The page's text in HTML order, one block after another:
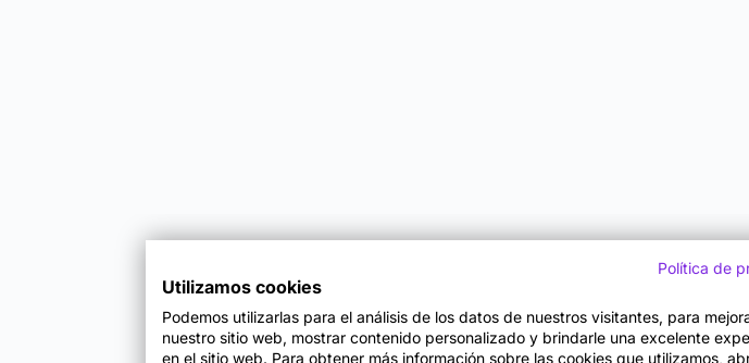
Política de
Utilizamos cookies
Podemos utilizarlas para el análisis de los datos de nuestros visitantes, para
nuestro sitio web, mostrar contenido personalizado y brindarle una excelente
en el sitio web. Para obtener más información sobre las cookies que utilizamos,